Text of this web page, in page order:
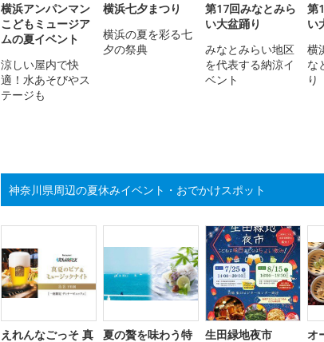
横浜アンパンマン
こどもミュージア
ムの夏イベント
涼しい屋内で快
適！水あそびやス
テージも
横浜七夕まつり
横浜の夏を彩る七
夕の祭典
第17回みなとみら
い大盆踊り
みなとみらい地区
を代表する納涼イ
ベント
第
い
横
な
り
神奈川県周辺の夏休みイベント・おでかけスポット
えれんなごっそ 真 夏の贅を味わう特 生田緑地夜市 オ